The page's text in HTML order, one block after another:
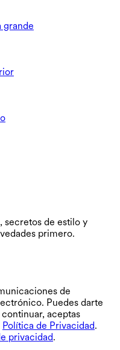
grande
secretos de estilo y
primero.
de
Puedes darte
aceptas
Política de Privacidad.
privacidad.